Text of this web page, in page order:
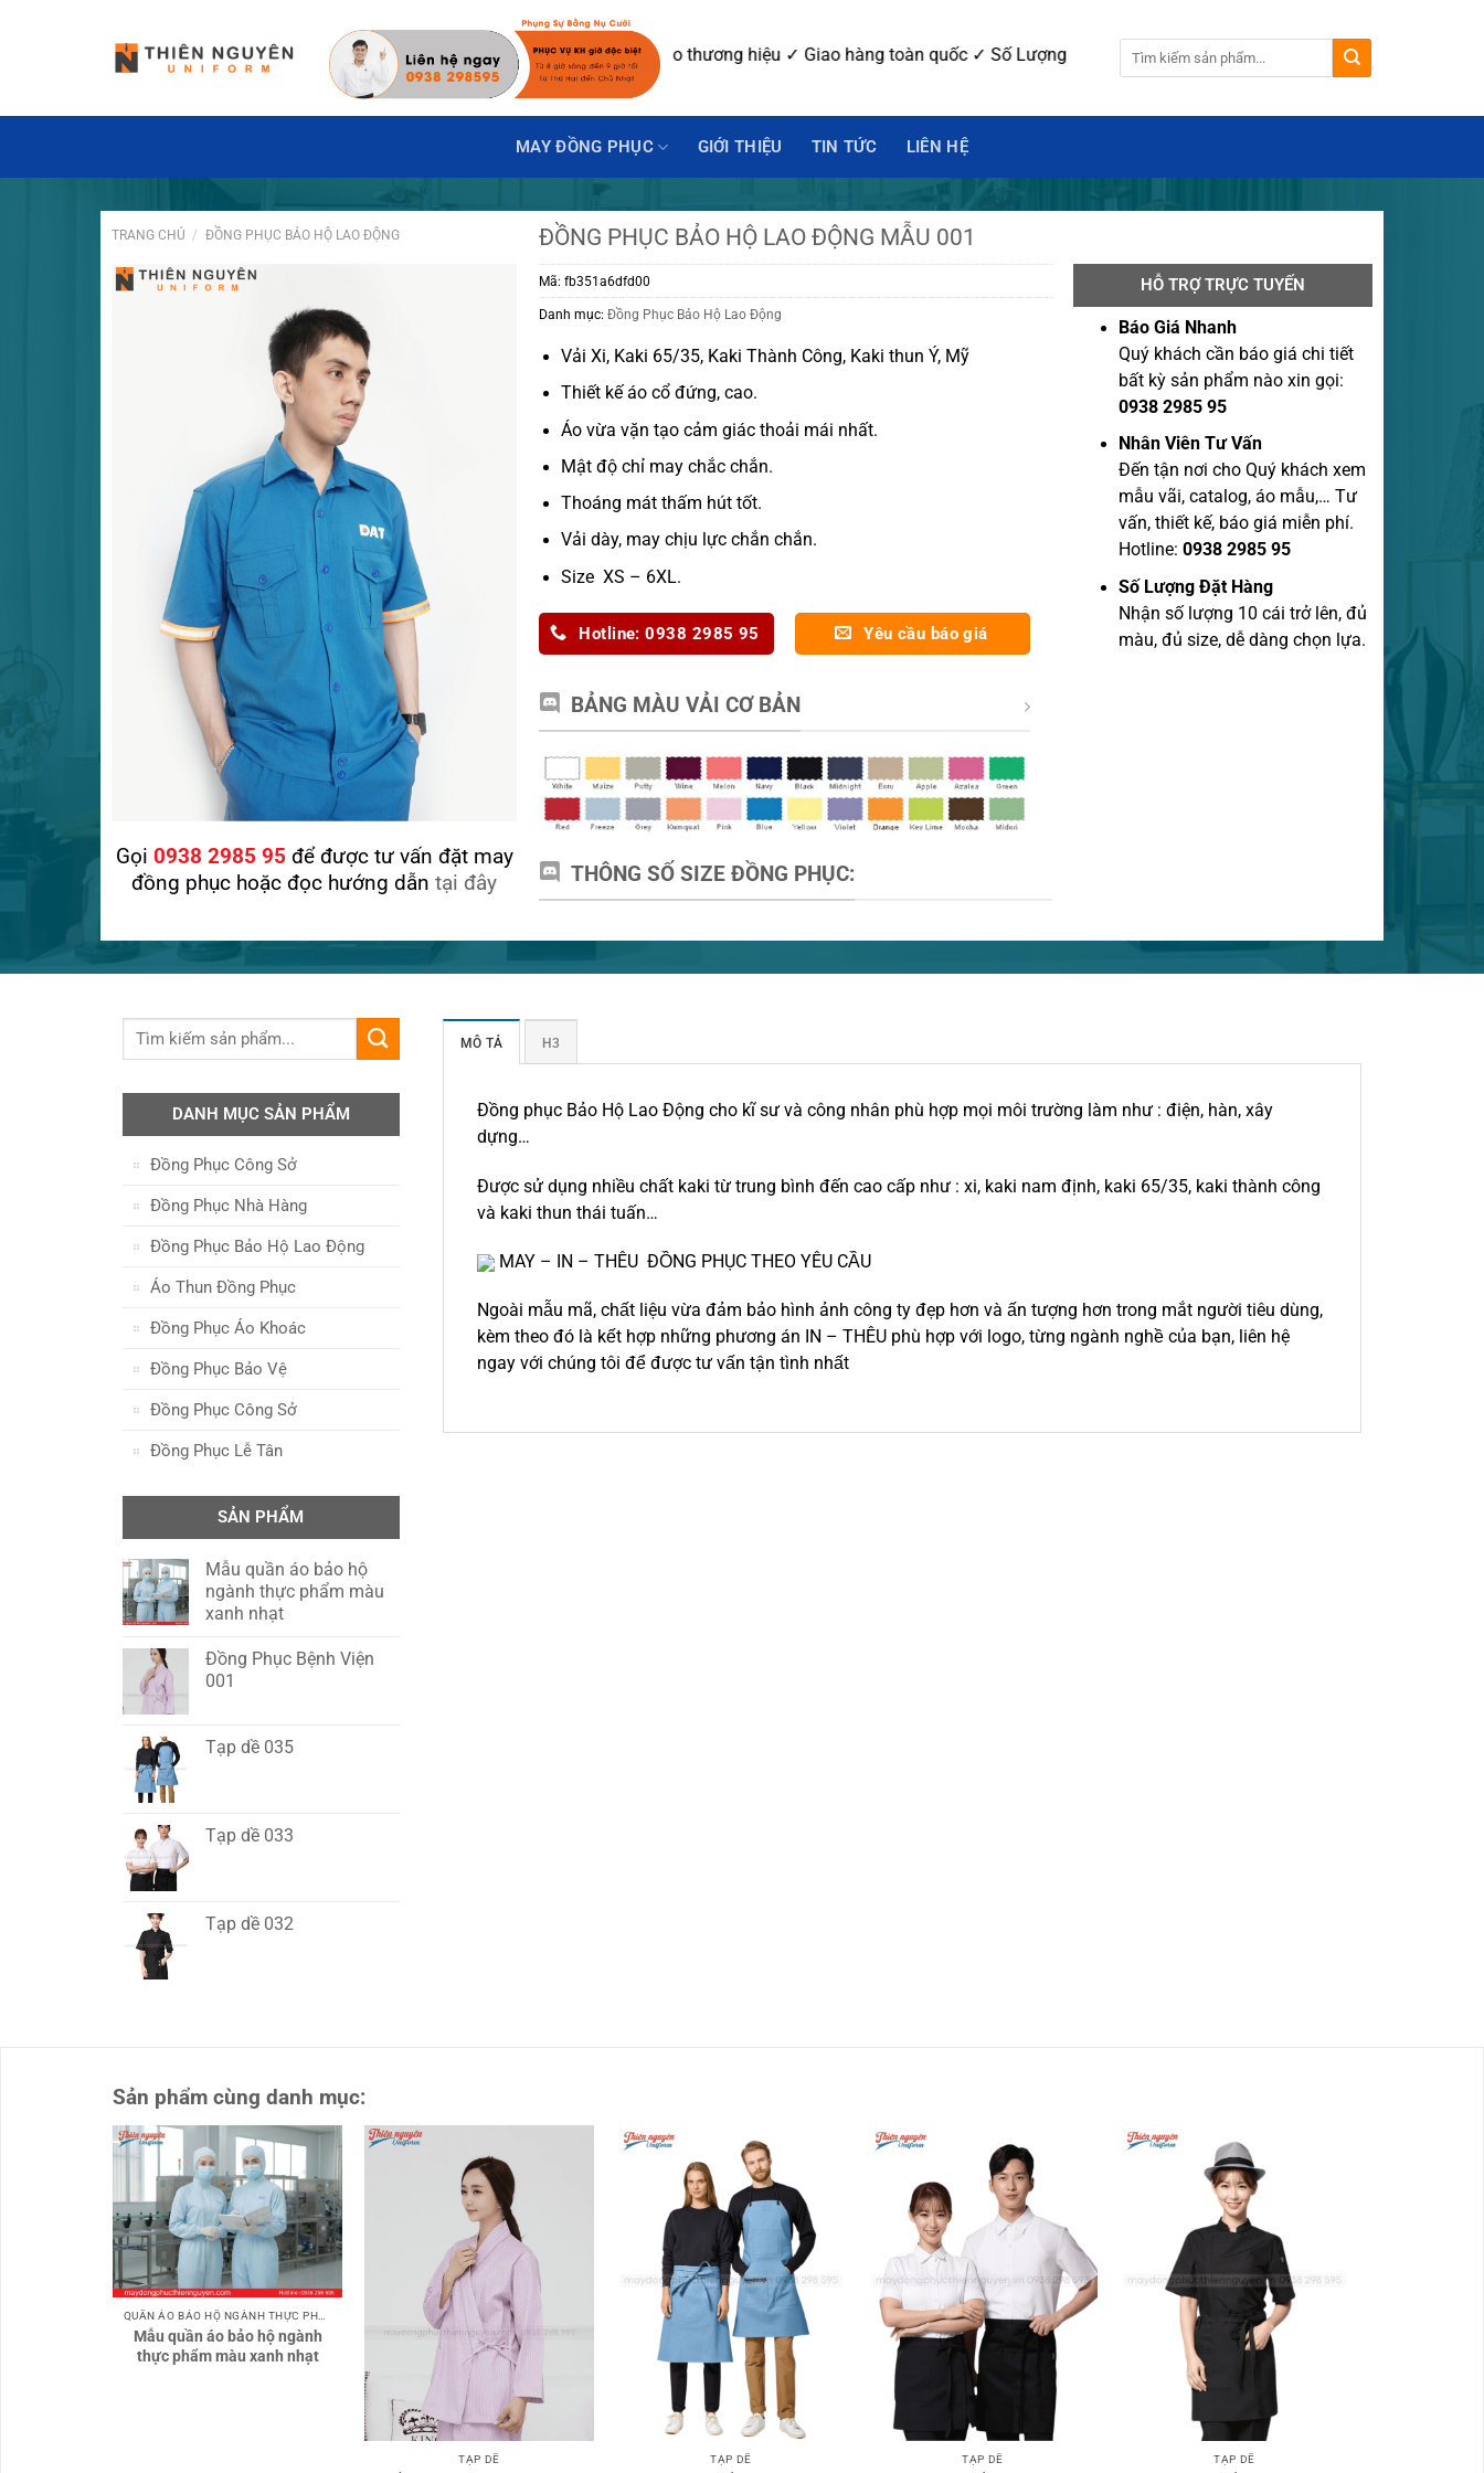
Đặt hàng hôm nay ✓ Miễn phí thiết kế may mẫu ✓ In-Thêu logo thương hiệu ✓ Giao hàng toàn quốc ✓ Số Lượng 100 cái.
MAY ĐỒNG PHỤC GIỚI THIỆU TIN TỨC LIÊN HỆ
TRANG CHỦ / ĐỒNG PHỤC BẢO HỘ LAO ĐỘNG ĐỒNG PHỤC BẢO HỘ LAO ĐỘNG MẪU 001
Gọi 0938 2985 95 để được tư vấn đặt may
đồng phục hoặc đọc hướng dẫn tại đây
Mã:fb351a6dfd00
Danh mục:Đồng Phục Bảo Hộ Lao Động
Vải Xi, Kaki 65/35, Kaki Thành Công, Kaki thun Ý, Mỹ
Thiết kế áo cổ đứng, cao.
Áo vừa vặn tạo cảm giác thoải mái nhất.
Mật độ chỉ may chắc chắn.
Thoáng mát thấm hút tốt.
Vải dày, may chịu lực chắn chắn.
Size XS – 6XL.
Hotline: 0938 2985 95 Yêu cầu báo giá
BẢNG MÀU VẢI CƠ BẢN
THÔNG SỐ SIZE ĐỒNG PHỤC:
HỖ TRỢ TRỰC TUYẾN
Báo Giá Nhanh
Quý khách cần báo giá chi tiết
bất kỳ sản phẩm nào xin gọi:
0938 2985 95
Nhân Viên Tư Vấn
Đến tận nơi cho Quý khách xem
mẫu vãi, catalog, áo mẫu,… Tư
vấn, thiết kế, báo giá miễn phí.
Hotline: 0938 2985 95
Số Lượng Đặt Hàng
Nhận số lượng 10 cái trở lên, đủ
màu, đủ size, dễ dàng chọn lựa.
DANH MỤC SẢN PHẨM
Đồng Phục Công Sở
Đồng Phục Nhà Hàng
Đồng Phục Bảo Hộ Lao Động
Áo Thun Đồng Phục
Đồng Phục Áo Khoác
Đồng Phục Bảo Vệ
Đồng Phục Công Sở
Đồng Phục Lễ Tân
SẢN PHẨM
Mẫu quần áo bảo hộ
ngành thực phẩm màu
xanh nhạt
Đồng Phục Bệnh Viện
001
Tạp dề 035
Tạp dề 033
Tạp dề 032
MÔ TẢ H3
Đồng phục Bảo Hộ Lao Động cho kĩ sư và công nhân phù hợp mọi môi trường làm như : điện, hàn, xây
dựng…
Được sử dụng nhiều chất kaki từ trung bình đến cao cấp như : xi, kaki nam định, kaki 65/35, kaki thành công
và kaki thun thái tuấn…
MAY – IN – THÊU ĐỒNG PHỤC THEO YÊU CẦU
Ngoài mẫu mã, chất liệu vừa đảm bảo hình ảnh công ty đẹp hơn và ấn tượng hơn trong mắt người tiêu dùng,
kèm theo đó là kết hợp những phương án IN – THÊU phù hợp với logo, từng ngành nghề của bạn, liên hệ
ngay với chúng tôi để được tư vấn tận tình nhất
Sản phẩm cùng danh mục:
QUẦN ÁO BẢO HỘ NGÀNH THỰC PHẨM
Mẫu quần áo bảo hộ ngành
thực phẩm màu xanh nhạt
TẠP DỀ TẠP DỀ TẠP DỀ TẠP DỀ